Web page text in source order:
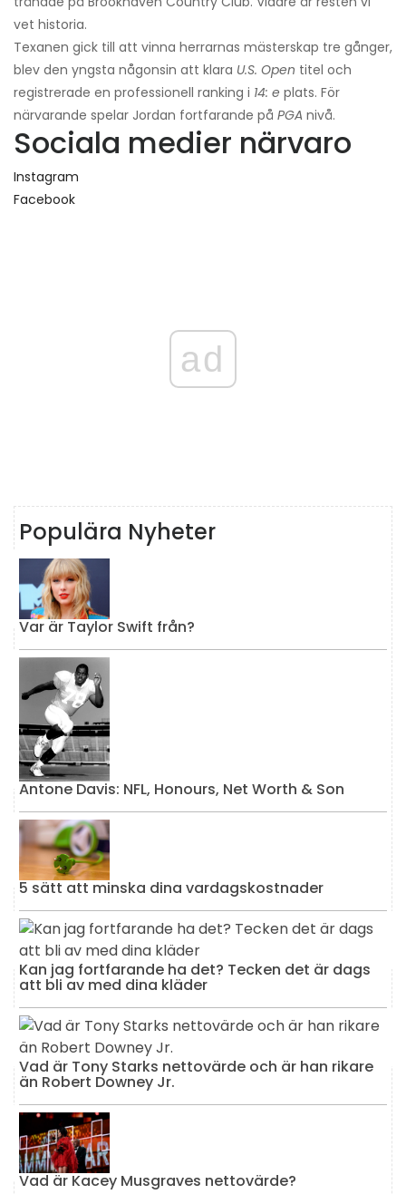
vet historia.
Texanen gick till att vinna herrarnas mästerskap tre gånger,
blev den yngsta någonsin att klara U.S. Open titel och
registrerade en professionell ranking i 14: e plats. För
närvarande spelar Jordan fortfarande på PGA nivå.
Sociala medier närvaro
Instagram
Facebook
ad
Populära Nyheter
Var är Taylor Swift från?
Antone Davis: NFL, Honours, Net Worth & Son
5 sätt att minska dina vardagskostnader
Kan jag fortfarande ha det? Tecken det är dags
att bli av med dina kläder
Vad är Tony Starks nettovärde och är han rikare
än Robert Downey Jr.
Vad är Kacey Musgraves nettovärde?